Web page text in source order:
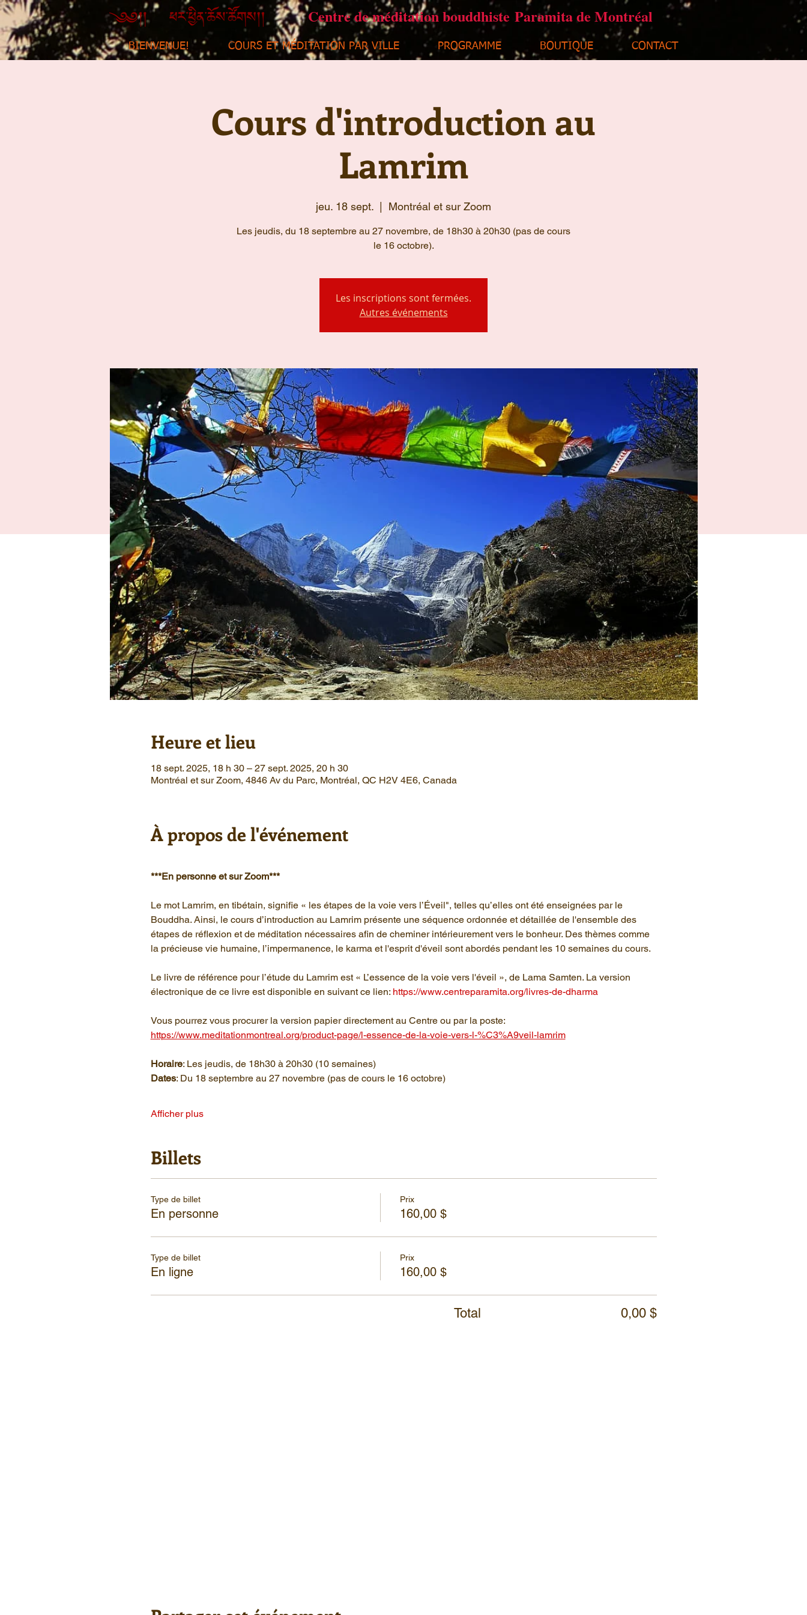
Centre de méditation bouddhiste Paramita de Montréal
BIENVENUE! COURS ET MÉDITATION PAR VILLE PROGRAMME BOUTIQUE CONTACT
Cours d'introduction au
Lamrim
jeu. 18 sept. Montréal et sur Zoom
Les jeudis, du 18 septembre au 27 novembre, de 18h30 à 20h30 (pas de cours
le 16 octobre).
Les inscriptions sont fermées.
Autres événements
Heure et lieu
18 sept. 2025, 18 h 30 – 27 sept. 2025, 20 h 30
Montréal et sur Zoom, 4846 Av du Parc, Montréal, QC H2V 4E6, Canada
À propos de l'événement
***En personne et sur Zoom***
Le mot Lamrim, en tibétain, signifie « les étapes de la voie vers l’Éveil", telles qu’elles ont été enseignées par le
Bouddha. Ainsi, le cours d’introduction au Lamrim présente une séquence ordonnée et détaillée de l'ensemble des
étapes de réflexion et de méditation nécessaires afin de cheminer intérieurement vers le bonheur. Des thèmes comme
la précieuse vie humaine, l’impermanence, le karma et l'esprit d'éveil sont abordés pendant les 10 semaines du cours.
Le livre de référence pour l’étude du Lamrim est « L’essence de la voie vers l'éveil », de Lama Samten. La version
électronique de ce livre est disponible en suivant ce lien: https://www.centreparamita.org/livres-de-dharma
Vous pourrez vous procurer la version papier directement au Centre ou par la poste:
https://www.meditationmontreal.org/product-page/l-essence-de-la-voie-vers-l-%C3%A9veil-lamrim
Horaire: Les jeudis, de 18h30 à 20h30 (10 semaines)
Dates: Du 18 septembre au 27 novembre (pas de cours le 16 octobre)
Afficher plus
Billets
Type de billet
En personne
Prix
160,00 $
Type de billet
En ligne
Prix
160,00 $
Total 0,00 $